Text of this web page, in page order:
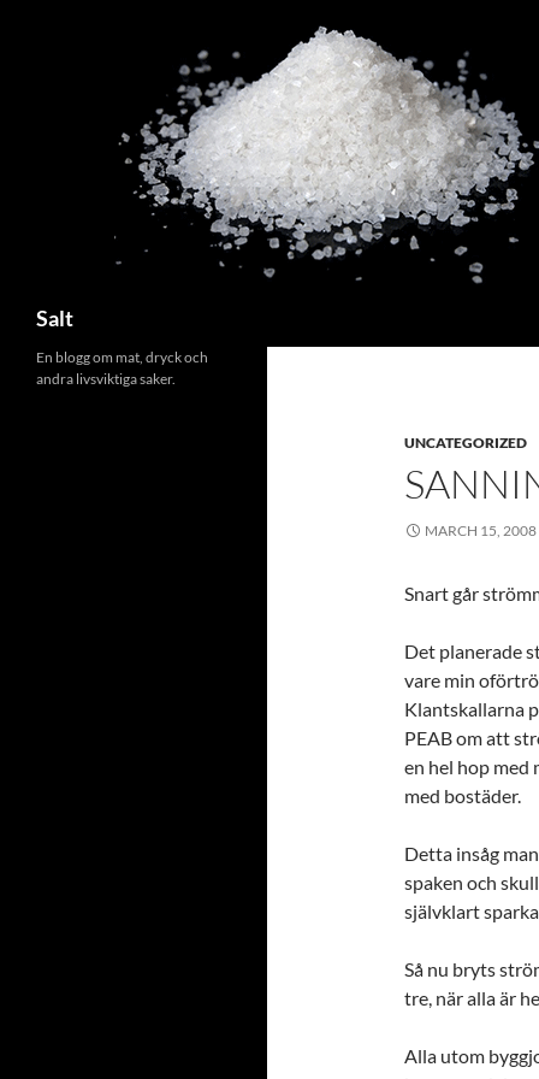
Salt
UNCATEGORIZED
MARCH 15, 2008
Snart går
Det planerade
vare min
Klantskallarna
PEAB om att
en hel hop
med bostäder.
Detta insåg
spaken och
självklart
Så nu bryts
tre, när alla är
Alla utom
En blogg om mat, dryck och
andra livsviktiga saker.